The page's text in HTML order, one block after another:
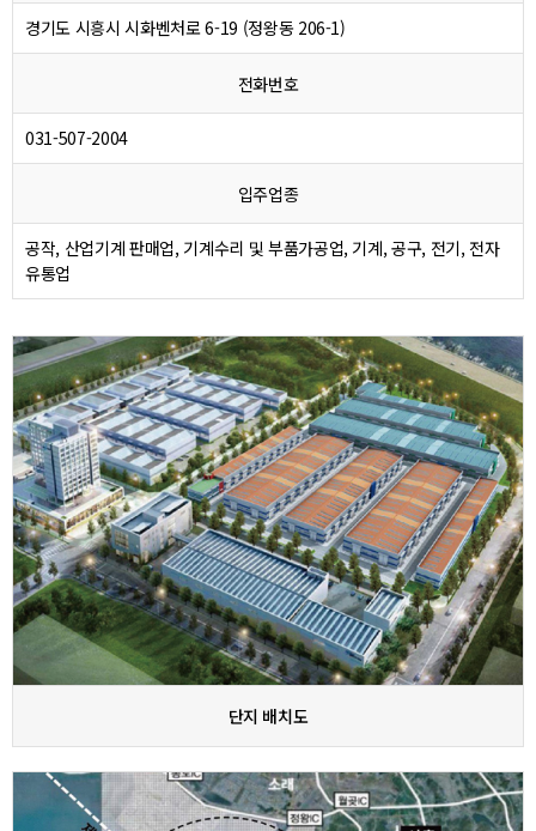
경기도 시흥시 시화벤처로 6-19 (정왕동 206-1)
전화번호
031-507-2004
입주업종
공작, 산업기계 판매업, 기계수리 및 부품가공업, 기계, 공구, 전기, 전자
유통업
단지 배치도